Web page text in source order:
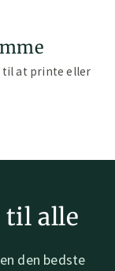
til at printe eller
til alle
den bedste